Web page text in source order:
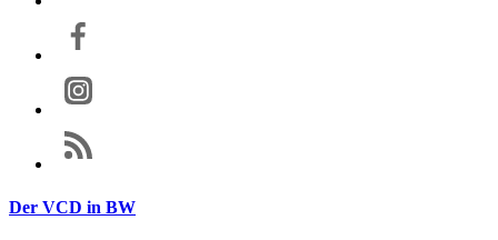
Der VCD in BW